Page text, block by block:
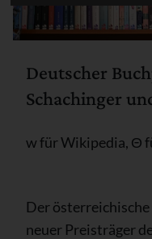
Deutscher
Schachinger
w für Wikipedia, Θ
Der
neuer Preisträger